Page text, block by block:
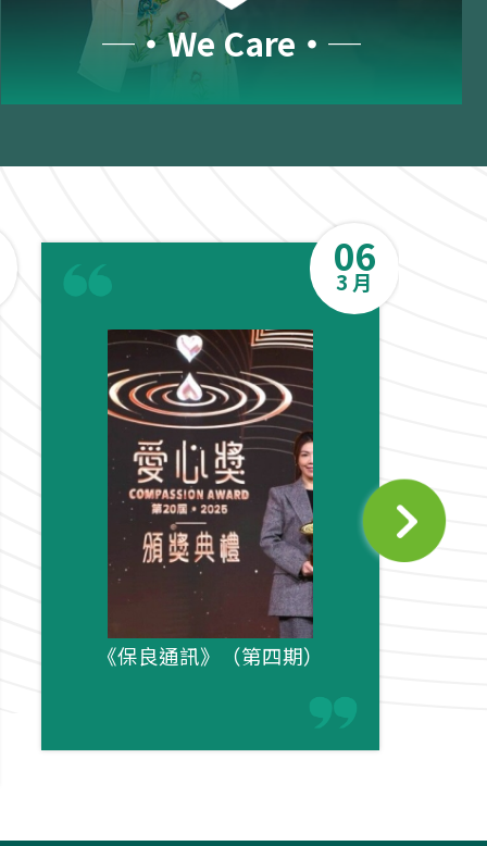
─‧We Care‧─
《保良通訊》（第四期）
06
3 月